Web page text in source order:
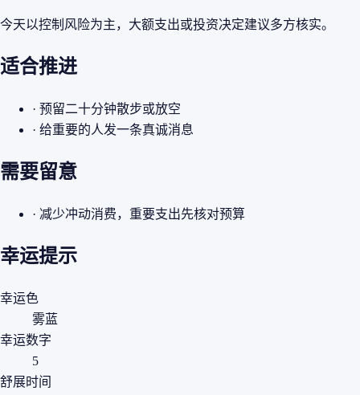
今天以控制风险为主，大额支出或投资决定建议多方核实。
适合推进
· 预留二十分钟散步或放空
· 给重要的人发一条真诚消息
需要留意
· 减少冲动消费，重要支出先核对预算
幸运提示
幸运色
雾蓝
幸运数字
5
舒展时间